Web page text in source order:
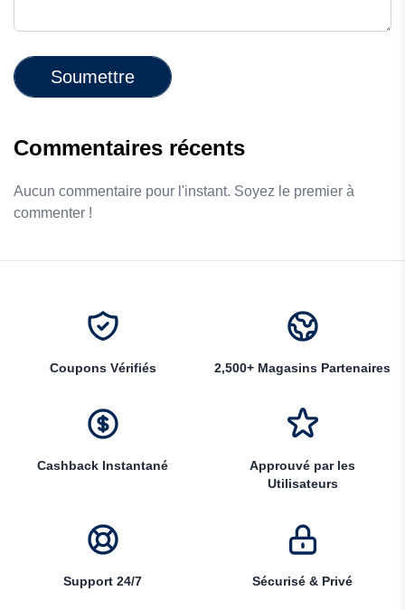
Soumettre
Commentaires récents
Aucun commentaire pour l'instant. Soyez le premier à
commenter !
Coupons Vérifiés 2,500+ Magasins Partenaires
Cashback Instantané
Approuvé par les
Utilisateurs
Support 24/7 Sécurisé & Privé